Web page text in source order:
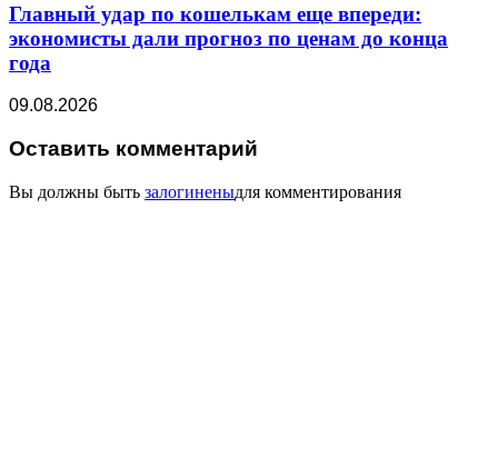
Главный удар по кошелькам еще впереди:
экономисты дали прогноз по ценам до конца
года
09.08.2026
Оставить комментарий
Вы должны быть залогиненыдля комментирования